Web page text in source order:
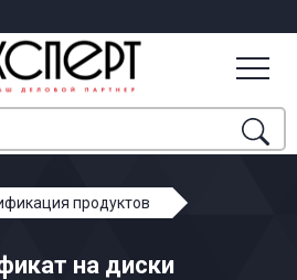
продуктов
на диски